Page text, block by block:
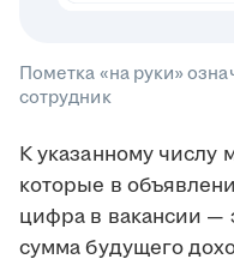
Пометка «на руки»
сотрудник
К указанному числу
которые в
цифра в вакансии —
сумма будущего